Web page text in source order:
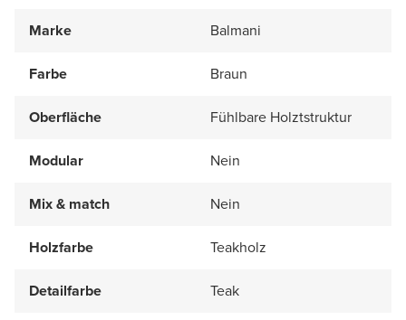
Marke Balmani
Farbe Braun
Oberfläche Fühlbare Holztstruktur
Modular Nein
Mix & match Nein
Holzfarbe Teakholz
Detailfarbe Teak